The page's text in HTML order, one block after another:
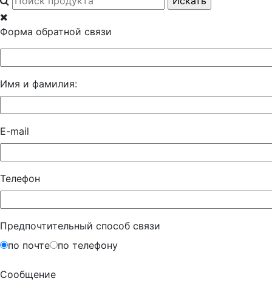
Форма обратной связи
Имя и фамилия:
E-mail
Телефон
Предпочтительный способ связи
по почте
по телефону
Сообщение